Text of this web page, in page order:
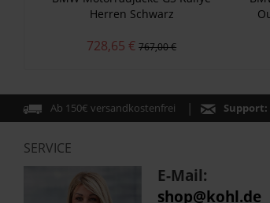
Herren Schwarz
728,65 € 767,00 €
Ab 150€ versandkostenfrei Support:
SERVICE
E-Mail:
shop@kohl.de